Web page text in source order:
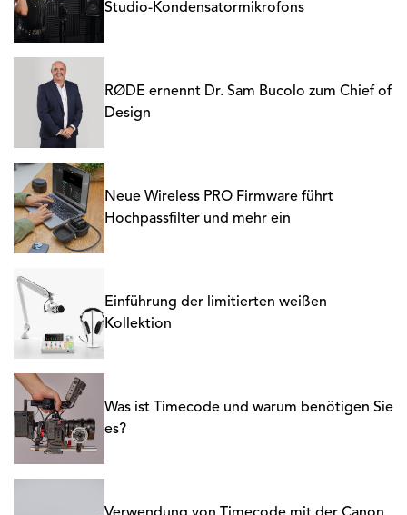
Studio-Kondensatormikrofons
RØDE ernennt Dr. Sam Bucolo zum Chief of
Design
Neue Wireless PRO Firmware führt
Hochpassfilter und mehr ein
Einführung der limitierten weißen
Kollektion
Was ist Timecode und warum benötigen Sie
es?